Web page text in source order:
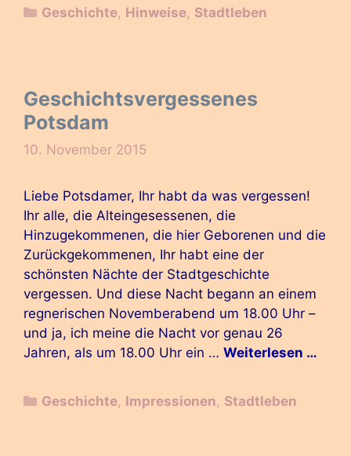
Kategorien
Geschichte, Hinweise, Stadtleben
Geschichtsvergessenes
Potsdam
10. November 2015
Liebe Potsdamer, Ihr habt da was vergessen!
Ihr alle, die Alteingesessenen, die
Hinzugekommenen, die hier Geborenen und die
Zurückgekommenen, Ihr habt eine der
schönsten Nächte der Stadtgeschichte
vergessen. Und diese Nacht begann an einem
regnerischen Novemberabend um 18.00 Uhr –
und ja, ich meine die Nacht vor genau 26
Jahren, als um 18.00 Uhr ein … Weiterlesen …
Kategorien
Geschichte, Impressionen, Stadtleben